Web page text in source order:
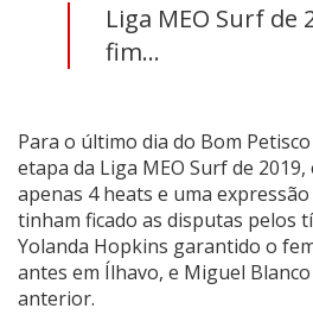
Liga MEO Surf de
fim...
Para o último dia do Bom
etapa da Liga MEO Surf de
apenas 4 heats e uma
tinham ficado as disputas pelos
Yolanda Hopkins garantido o
antes em Ílhavo, e Miguel
anterior.